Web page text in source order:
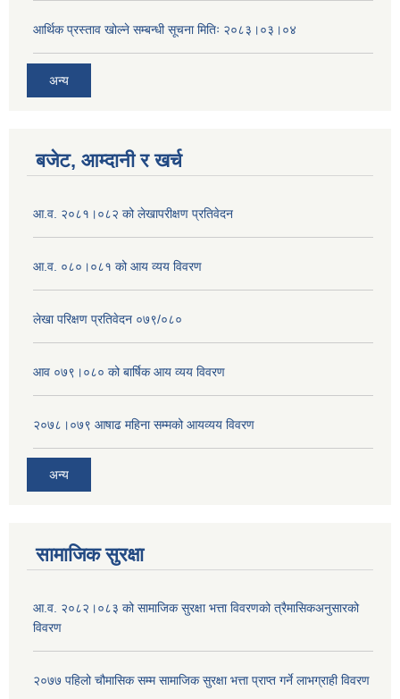
आर्थिक प्रस्ताव खोल्ने सम्बन्धी सूचना मितिः २०८३।०३।०४
अन्य
बजेट, आम्दानी र खर्च
आ.व. २०८१।०८२ को लेखापरीक्षण प्रतिवेदन
आ.व. ०८०।०८१ को आय व्यय विवरण
लेखा परिक्षण प्रतिवेदन ०७९/०८०
आव ०७९।०८० को बार्षिक आय व्यय विवरण
२०७८।०७९ आषाढ महिना सम्मको आयव्यय विवरण
अन्य
सामाजिक सुरक्षा
आ.व. २०८२।०८३ को सामाजिक सुरक्षा भत्ता विवरणको त्रैमासिकअनुसारको
विवरण
२०७७ पहिलो चौमासिक सम्म सामाजिक सुरक्षा भत्ता प्राप्त गर्ने लाभग्राही विवरण